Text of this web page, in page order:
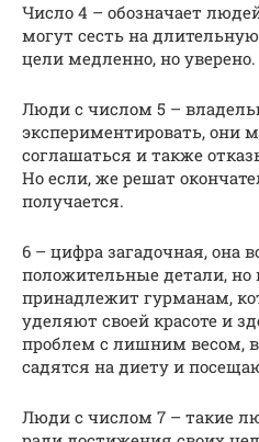
Число 4 – обозначает
могут сесть на
цели медленно, но уверено.
Люди с числом 5 –
экспериментировать, они
соглашаться и также
Но если, же решат
получается.
6 – цифра загадочная, она
положительные детали, но
принадлежит гурманам,
уделяют своей красоте и
проблем с лишним весом,
садятся на диету и
Люди с числом 7 – такие